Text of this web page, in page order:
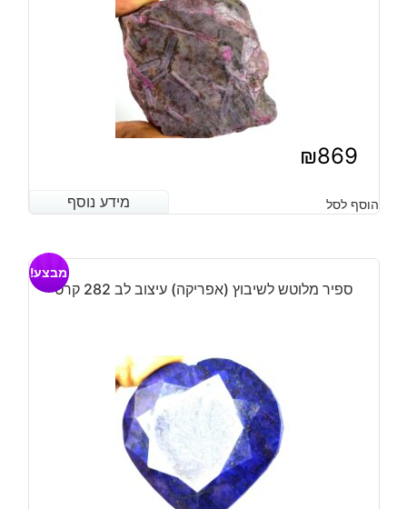
₪869
מידע נוסף הוסף לסל מידע נוסף
ספיר מלוטש לשיבוץ (אפריקה) עיצוב לב 282 קרט
מבצע!